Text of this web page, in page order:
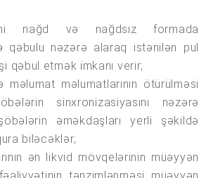
nağd və nağdsız formada
qəbulu nəzərə alaraq istənilən pul
qəbul etmək imkanı verir;
məlumatlarının ötürülməsi
sinxronizasiyasını nəzərə
əməkdaşları yerli şəkildə
biləcəklər;
ən likvid mövqelərinin müəyyən